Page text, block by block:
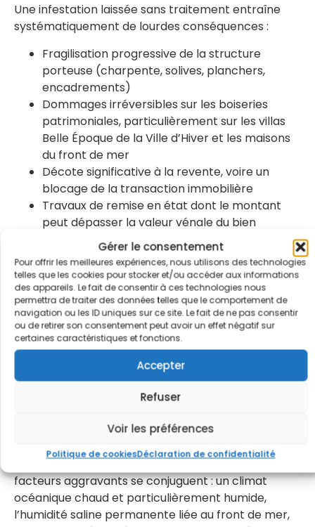
Gérer le consentement
Pour offrir les meilleures expériences, nous utilisons des technologies
telles que les cookies pour stocker et/ou accéder aux informations
des appareils. Le fait de consentir à ces technologies nous
permettra de traiter des données telles que le comportement de
navigation ou les ID uniques sur ce site. Le fait de ne pas consentir
ou de retirer son consentement peut avoir un effet négatif sur
certaines caractéristiques et fonctions.
Accepter
Refuser
Voir les préférences
Politique de cookiesDéclaration de confidentialité
Une infestation laissée sans traitement entraîne
systématiquement de lourdes conséquences :
Fragilisation progressive de la structure
porteuse (charpente, solives, planchers,
encadrements)
Dommages irréversibles sur les boiseries
patrimoniales, particulièrement sur les villas
Belle Époque de la Ville d’Hiver et les maisons
du front de mer
Décote significative à la revente, voire un
blocage de la transaction immobilière
Travaux de remise en état dont le montant
peut dépasser la valeur vénale du bien
Une infestation de termites non traitée
peut réduire la valeur d’un bien
immobilier de 15 à 25 %, voire le rendre
invendable dans certains cas.
Demander mon diagnostic gratuit
Arcachon, zone à risque
termites en Gironde
départements français classés zones contaminées
par arrêté préfectoral en application de la loi
Termites de 1999. Sur le Bassin d’Arcachon, plusieurs
facteurs aggravants se conjuguent : un climat
océanique chaud et particulièrement humide,
l’humidité saline permanente liée au front de mer,